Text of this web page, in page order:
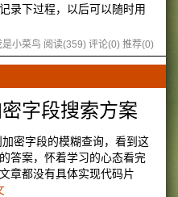
录下过程，以后可以随时用
小菜鸟 阅读(359) 评论(0) 推荐(0)
密字段搜索方案
密字段的模糊查询，看到这
答案，怀着学习的心态看完
章都没有具体实现代码片